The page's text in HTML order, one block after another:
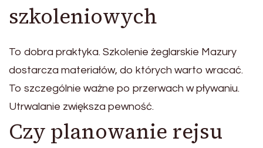
szkoleniowych
To dobra praktyka. Szkolenie żeglarskie Mazury
dostarcza materiałów, do których warto wracać.
To szczególnie ważne po przerwach w pływaniu.
Utrwalanie zwiększa pewność.
Czy planowanie rejsu